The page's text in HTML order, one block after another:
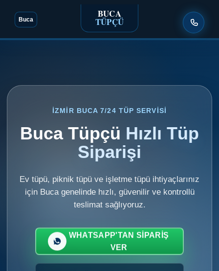
Buca BUCA
TÜPÇÜ
İZMIR BUCA 7/24 TÜP SERVISI
Buca Tüpçü Hızlı Tüp
Siparişi
Ev tüpü, piknik tüpü ve işletme tüpü ihtiyaçlarınız
için Buca genelinde hızlı, güvenilir ve kontrollü
teslimat sağlıyoruz.
WHATSAPP'TAN SIPARIŞ
VER